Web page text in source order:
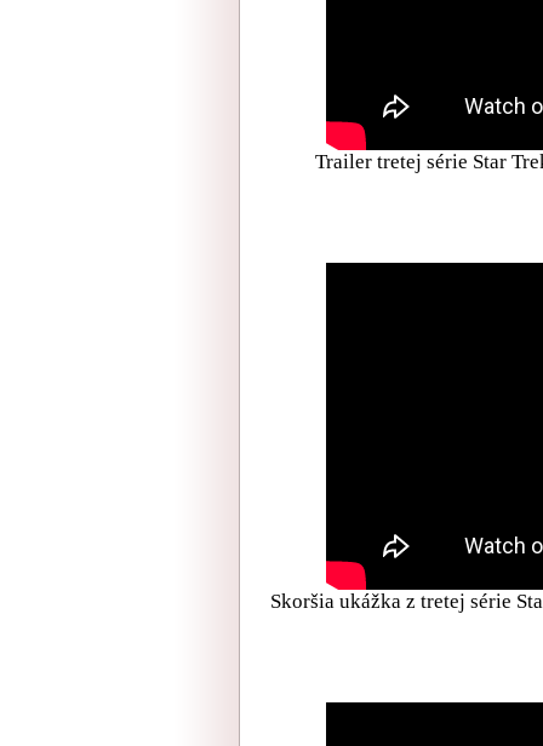
Trailer tretej série Star
Skoršia ukážka z tretej série